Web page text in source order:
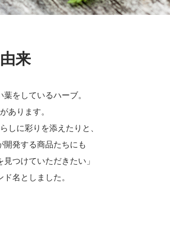
来
をしているハーブ。
あります。
しに彩りを添えたりと、
開発する商品たちにも
つけていただきたい」
名としました。